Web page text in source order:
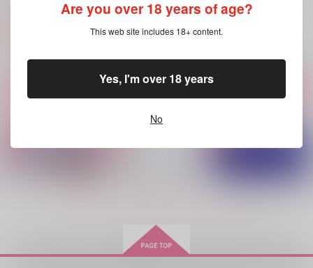
受付開始前
専売 2,044 円（税込）
鬼灯の冷徹 白澤×鬼灯
専売 944
鬼灯の冷徹
Are you over 18 years of age?
This web site includes 18+ content.
No
Yes, I'm over 18 years